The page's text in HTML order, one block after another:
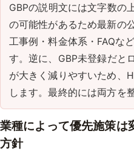
GBPの説明文には文字数の
の可能性があるため最新の
工事例・料金体系・FAQな
す。逆に、GBP未登録だと
が大きく減りやすいため、
します。最終的には両方を
業種によって優先施策
方針